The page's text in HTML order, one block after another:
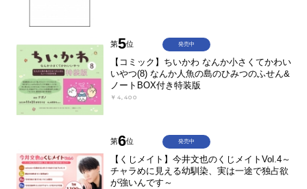
第5位
【コミック】ちいかわ なんか小さくてかわい
いやつ(8) なんか人魚の島のひみつのふせん&
ノートBOX付き特装版
￥4,400
発売中
第6位
【くじメイト】今井文也のくじメイトVol.4～
チャラめに見える幼馴染、実は一途で独占欲
が強いんです～
発売中